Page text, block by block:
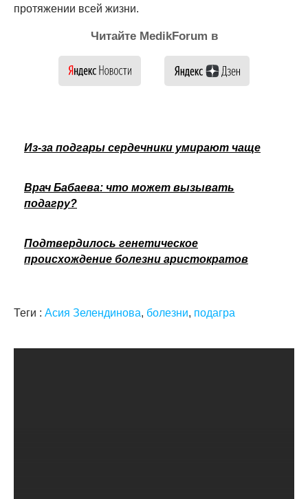
протяжении всей жизни.
Читайте MedikForum в
Из-за подгары сердечники умирают чаще
Врач Бабаева: что может вызывать
подагру?
Подтвердилось генетическое
происхождение болезни аристократов
Теги : Асия Зелендинова, болезни, подагра